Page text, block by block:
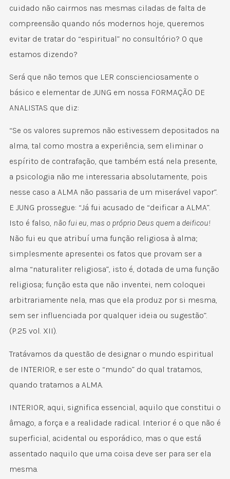
cuidado não cairmos nas mesmas ciladas de falta de
compreensão quando nós modernos hoje, queremos
evitar de tratar do “espiritual” no consultório? O que
estamos dizendo?
Será que não temos que LER conscienciosamente o
básico e elementar de JUNG em nossa FORMAÇÃO DE
ANALISTAS que diz:
“Se os valores supremos não estivessem depositados na
alma, tal como mostra a experiência, sem eliminar o
espírito de contrafação, que também está nela presente,
a psicologia não me interessaria absolutamente, pois
nesse caso a ALMA não passaria de um miserável vapor”.
E JUNG prossegue: “Já fui acusado de “deificar a ALMA”.
Isto é falso, não fui eu, mas o próprio Deus quem a deificou!
Não fui eu que atribuí uma função religiosa à alma;
simplesmente apresentei os fatos que provam ser a
alma “naturaliter religiosa”, isto é, dotada de uma função
religiosa; função esta que não inventei, nem coloquei
arbitrariamente nela, mas que ela produz por si mesma,
sem ser influenciada por qualquer ideia ou sugestão”.
(P.25 vol. XII).
Tratávamos da questão de designar o mundo espiritual
de INTERIOR, e ser este o “mundo” do qual tratamos,
quando tratamos a ALMA.
INTERIOR, aqui, significa essencial, aquilo que constitui o
âmago, a força e a realidade radical. Interior é o que não é
superficial, acidental ou esporádico, mas o que está
assentado naquilo que uma coisa deve ser para ser ela
mesma.